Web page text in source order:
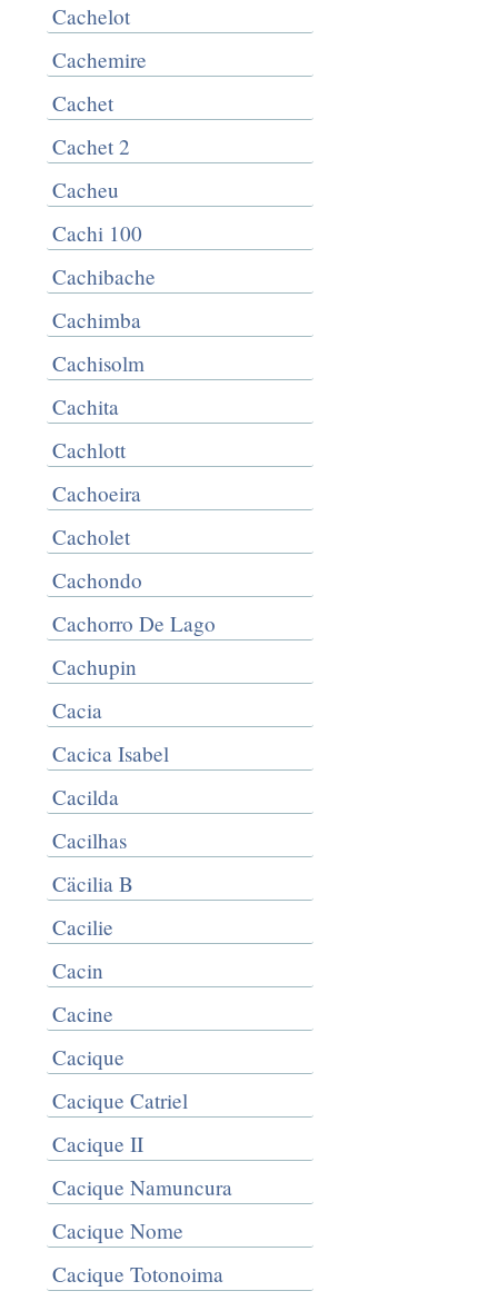
Cachelot
Cachemire
Cachet
Cachet 2
Cacheu
Cachi 100
Cachibache
Cachimba
Cachisolm
Cachita
Cachlott
Cachoeira
Cacholet
Cachondo
Cachorro De Lago
Cachupin
Cacia
Cacica Isabel
Cacilda
Cacilhas
Cäcilia B
Cacilie
Cacin
Cacine
Cacique
Cacique Catriel
Cacique II
Cacique Namuncura
Cacique Nome
Cacique Totonoima